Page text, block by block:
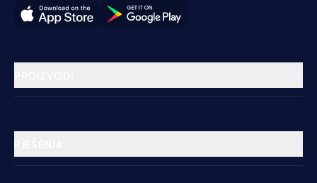
Rezervacijski sustav
Booking Engine
Hoteli